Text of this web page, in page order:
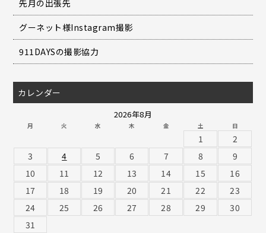
先月の出張先
グーネット様Instagram撮影
911DAYSの撮影協力
カレンダー
2026年8月
月 火 水 木 金 土 日
1
2
3
4 5 6 7 8
9
10
11 12 13 14 15
16
17
18 19 20 21 22
23
24
25 26 27 28 29
30
31